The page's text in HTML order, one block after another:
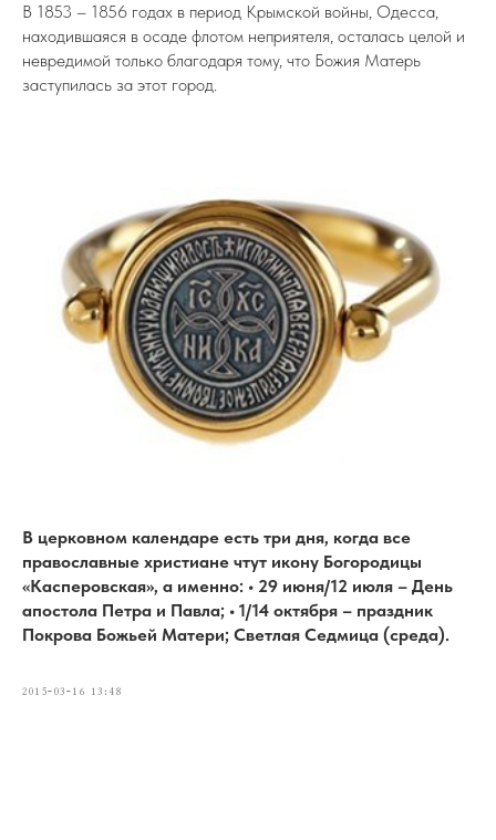
В 1853 – 1856 годах в период Крымской войны, Одесса,
находившаяся в осаде флотом неприятеля, осталась целой и
невредимой только благодаря тому, что Божия Матерь
заступилась за этот город.
В церковном календаре есть три дня, когда все
православные христиане чтут икону Богородицы
«Касперовская», а именно: • 29 июня/12 июля – День
апостола Петра и Павла; • 1/14 октября – праздник
Покрова Божьей Матери; Светлая Седмица (среда).
2015-03-16 13:48